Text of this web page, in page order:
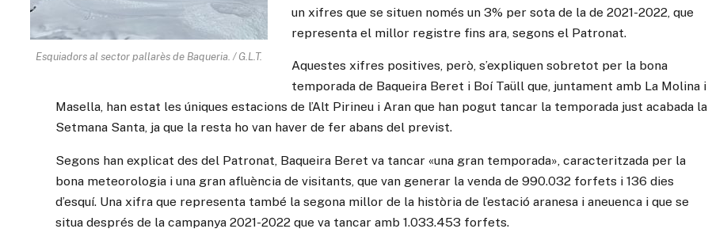
Esquiadors al sector pallarès de Baqueria. / G.L.T.
un xifres que se situen només un 3% per sota de la de 2021-2022, que
representa el millor registre fins ara, segons el Patronat.
Aquestes xifres positives, però, s’expliquen sobretot per la bona
temporada de Baqueira Beret i Boí Taüll que, juntament amb La Molina i
Masella, han estat les úniques estacions de l’Alt Pirineu i Aran que han pogut tancar la temporada just acabada la
Setmana Santa, ja que la resta ho van haver de fer abans del previst.
Segons han explicat des del Patronat, Baqueira Beret va tancar «una gran temporada», caracteritzada per la
bona meteorologia i una gran afluència de visitants, que van generar la venda de 990.032 forfets i 136 dies
d’esquí. Una xifra que representa també la segona millor de la història de l’estació aranesa i aneuenca i que se
situa després de la campanya 2021-2022 que va tancar amb 1.033.453 forfets.